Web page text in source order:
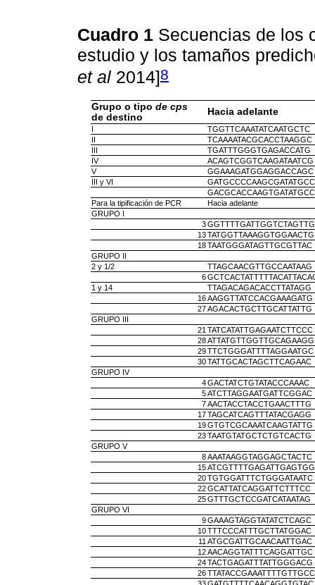
Cuadro 1 Secuencias de los
estudio y los tamaños
et al 2014]8
Grupo o tipo de cps
de destino
Hacia adelante
I
TGGTTCAAATATCAATGCTC
II
TCAAAATACGCACCTAAGGC
III
TGATTTGGGTGAGACCATG
IV
ACAGTCGGTCAAGATAATCG
V
GGAAAGATGGAGGACCAGC
III y VI
GATGCCCCAAGCGATATGCC
GACGCACCAAGTGATATGCC
Para la tipificación de PCR
Hacia adelante
GRUPO I
3GGTTTTGATTGGTCTAGTTG
13TATGGTTAAAGGTGGAACTG
18TAATGGGATAGTTGCGTTAC
GRUPO II
2 y 1/2
TTAGCAACGTTGCCAATAAG
6
1 y 14
TTAGACAGACACCTTATAGG
16AAGGTTATCCACGAAAGATG
27AGACACTGCTTGCATTATTG
GRUPO III
21 TATCATATTGAGAATCTTCCC
28ATTATGTTGGTTGCAGAAGG
29TTCTGGGATTTTAGGAATGC
30TATTGCACTAGCTTCAGAAC
GRUPO IV
4GACTATCTGTATACCCAAAC
5ATCTTAGGAATGATTCGGAC
7AACTACCTACCTGAACTTTG
17TAGCATCAGTTTATACGAGG
19GTGTCGCAAATCAAGTATTG
23TAATGTATGCTCTGTCACTG
GRUPO V
8AAATAAGGTAGGAGCTACTC
15ATCGTTTTGAGATTGAGTGG
20TGTGGATTTCTGGGATAATC
22GCATTATCAGGATTCTTTCC
25GTTTGCTCCGATCATAATAG
GRUPO VI
9GAAAGTAGGTATATCTCAGC
10TTTCCCATTTGCTTATGGAC
11 ATGCGATTGCAACAATTGAC
12AACAGGTATTTCAGGATTGC
24TACTGAGATTTATTGGGACG
26TTATACCGAAATTTTGTTGCC